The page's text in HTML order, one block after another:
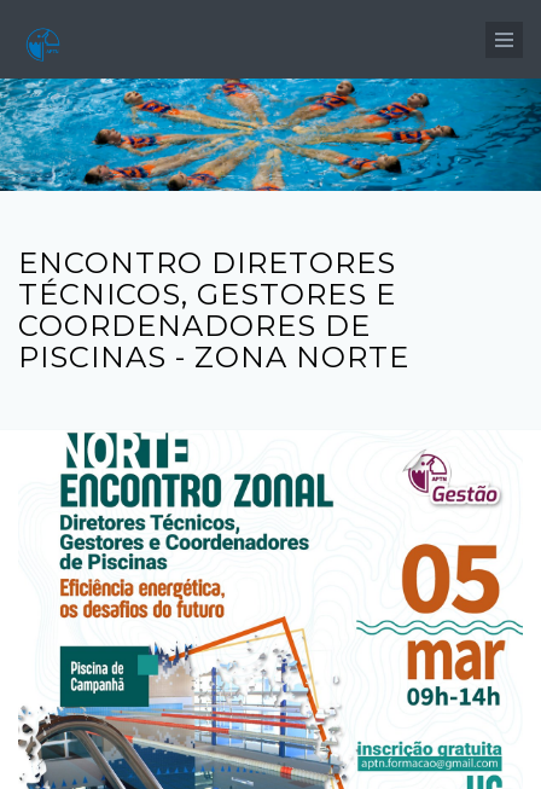
ENCONTRO DIRETORES
TÉCNICOS, GESTORES E
COORDENADORES DE
PISCINAS - ZONA NORTE